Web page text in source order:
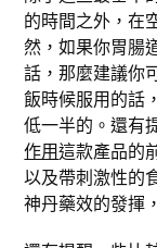
的時間之外，在
然，如果你胃腸
話，那麼建議你
飯時候服用的話
低一半的。還有
作用這款產品的
以及帶刺激性的
神丹藥效的發揮